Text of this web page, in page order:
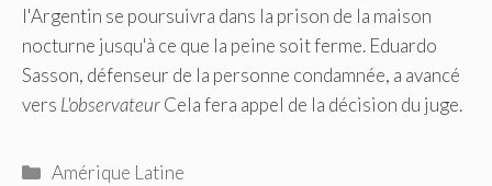
l'Argentin se poursuivra dans la prison de la maison
nocturne jusqu'à ce que la peine soit ferme. Eduardo
Sasson, défenseur de la personne condamnée, a avancé
vers L'observateurCela fera appel de la décision du juge.
Catégories
Amérique Latine